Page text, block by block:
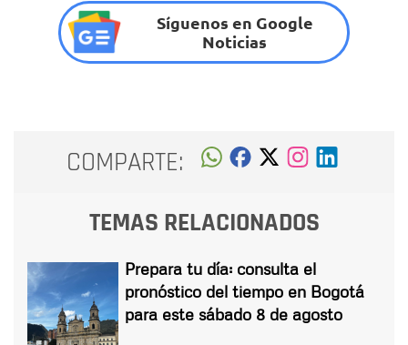
Síguenos en Google
Noticias
COMPARTE:
TEMAS RELACIONADOS
Prepara tu día: consulta el
pronóstico del tiempo en Bogotá
para este sábado 8 de agosto